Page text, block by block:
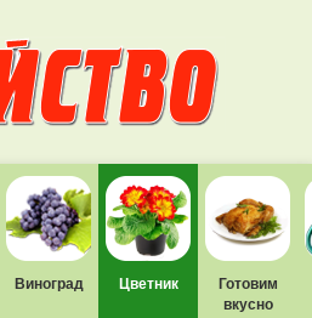
Виноград Цветник
Готовим
вкусно